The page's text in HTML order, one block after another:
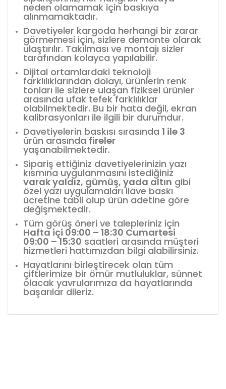
neden olamamak için baskıya
alınmamaktadır.
Davetiyeler kargoda herhangi bir zarar
görmemesi için, sizlere demonte olarak
ulaştırılır. Takılması ve montajı sizler
tarafından kolayca yapılabilir.
Dijital ortamlardaki teknoloji
farklılıklarından dolayı, ürünlerin renk
tonları ile sizlere ulaşan fiziksel ürünler
arasında ufak tefek farklılıklar
olabilmektedir. Bu bir hata değil, ekran
kalibrasyonları ile ilgili bir durumdur.
Davetiyelerin baskısı sırasında 1 ile 3
ürün arasında fireler
yaşanabilmektedir.
Sipariş ettiğiniz davetiyelerinizin yazı
kısmına uygulanmasını istediğiniz
varak yaldız, gümüş, yada altın gibi
özel yazı uygulamaları ilave baskı
ücretine tabii olup ürün adetine göre
değişmektedir.
Tüm görüş öneri ve talepleriniz için
Hafta içi 09:00 – 18:30 Cumartesi
09:00 – 15:30 saatleri arasında müşteri
hizmetleri hattımızdan bilgi alabilirsiniz.
Hayatlarını birleştirecek olan tüm
çiftlerimize bir ömür mutluluklar, sünnet
olacak yavrularımıza da hayatlarında
başarılar dileriz.